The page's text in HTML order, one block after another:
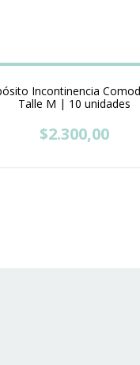
Incontinencia
Talle M | 10 unidades
$2.300,00